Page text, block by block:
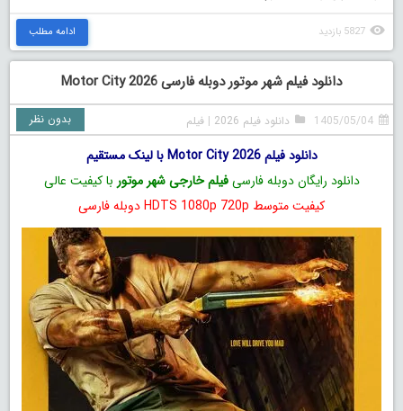
5827 بازدید ادامه مطلب
دانلود فیلم شهر موتور دوبله فارسی Motor City 2026
1405/05/04 دانلود فیلم 2026 |فیلم بدون نظر
دانلود فیلم Motor City 2026 با لینک مستقیم
دانلود رایگان دوبله فارسیفیلم خارجی شهر موتور با کیفیت عالی
کیفیت متوسط HDTS 1080p 720p دوبله فارسی